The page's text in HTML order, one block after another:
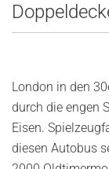
London in den
durch die engen
Eisen.
diesen Autobus